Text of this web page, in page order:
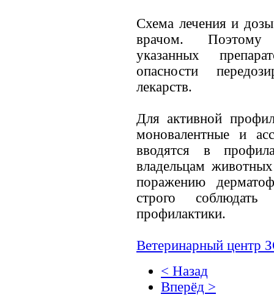
Схема лечения и
врачом. Поэтому
указанных
опасности
лекарств.
Для активной
моновалентные и
вводятся в
владельцам
поражению
строго
профилактики.
Ветеринарный центр
< Назад
Вперёд >